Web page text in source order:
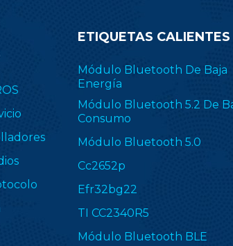
ETIQUETAS CALIENTES
Módulo Bluetooth De Baja
Energía
Módulo Bluetooth 5.2 De
Consumo
Módulo Bluetooth 5.0
Cc2652p
Efr32bg22
TI CC2340R5
Módulo Bluetooth BLE